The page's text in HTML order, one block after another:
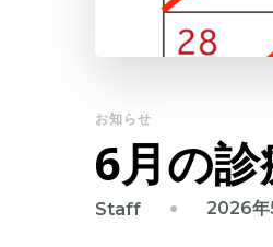
お知らせ
6月の
Staff 2026年